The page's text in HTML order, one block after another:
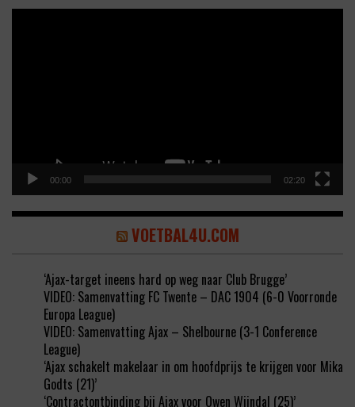
00:00 02:20
VOETBAL4U.COM
‘Ajax-target ineens hard op weg naar Club Brugge’
VIDEO: Samenvatting FC Twente – DAC 1904 (6-0 Voorronde
Europa League)
VIDEO: Samenvatting Ajax – Shelbourne (3-1 Conference
League)
‘Ajax schakelt makelaar in om hoofdprijs te krijgen voor Mika
Godts (21)’
‘Contractontbinding bij Ajax voor Owen Wijndal (25)’